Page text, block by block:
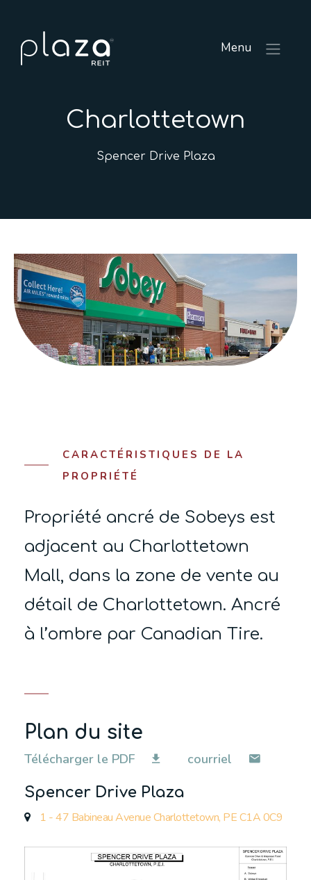
Menu
Charlottetown
Spencer Drive Plaza
CARACTÉRISTIQUES DE LA
PROPRIÉTÉ
Propriété ancré de Sobeys est
adjacent au Charlottetown
Mall, dans la zone de vente au
détail de Charlottetown. Ancré
à l’ombre par Canadian Tire.
Plan du site
Télécharger le PDF
courriel
Spencer Drive Plaza
1 - 47 Babineau Avenue Charlottetown, PE C1A 0C9